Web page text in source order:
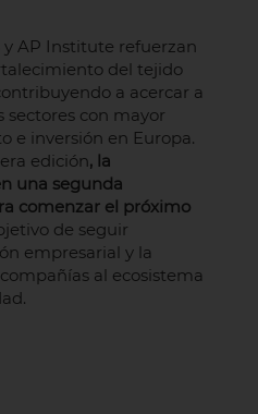
y AP Institute refuerzan
del tejido
a acercar a
sectores con mayor
e inversión en Europa.
edición, la
una segunda
comenzar el próximo
de seguir
empresarial y la
al ecosistema